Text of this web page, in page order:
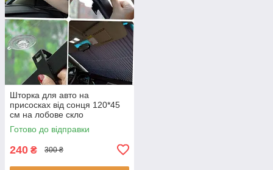
Шторка для авто на
присосках від сонця 120*45
см на лобове скло
Сонцезахисна складана
шторка для машини
Готово до відправки
240 ₴ 300 ₴